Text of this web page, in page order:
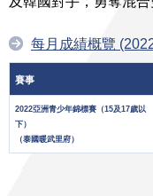
每月成績概覽
賽事
2022亞洲青少年錦標賽（15及17歲以
下）
（泰國暖武里府）